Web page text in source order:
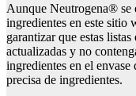
Aunque Neutrogena® se
ingredientes en este sitio
garantizar que estas
actualizadas y no
ingredientes en el
precisa de ingredientes.